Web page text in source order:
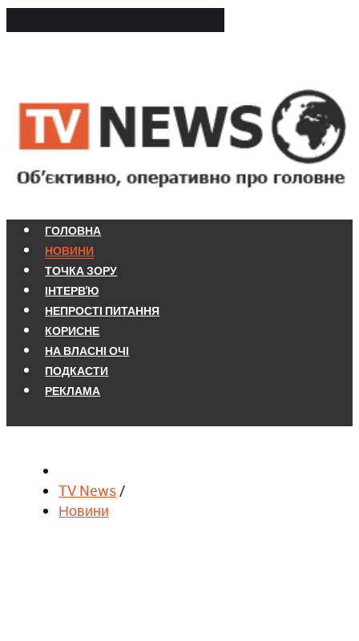
ГОЛОВНА
НОВИНИ
ТОЧКА ЗОРУ
ІНТЕРВ'Ю
НЕПРОСТІ ПИТАННЯ
КОРИСНЕ
НА ВЛАСНІ ОЧІ
ПОДКАСТИ
РЕКЛАМА
TV News/
Новини